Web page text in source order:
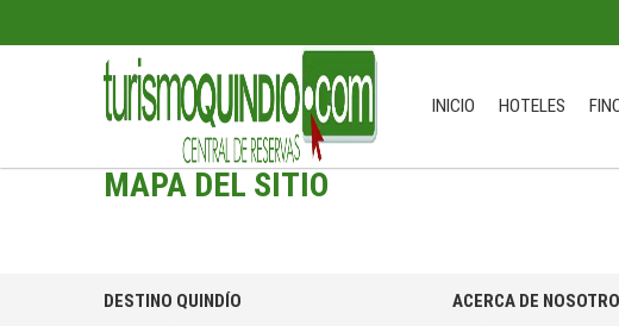
INICIO HOTELES
MAPA DEL SITIO
DESTINO QUINDÍO ACERCA DE